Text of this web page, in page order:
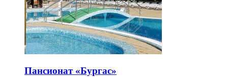
Пансионат «Бургас»